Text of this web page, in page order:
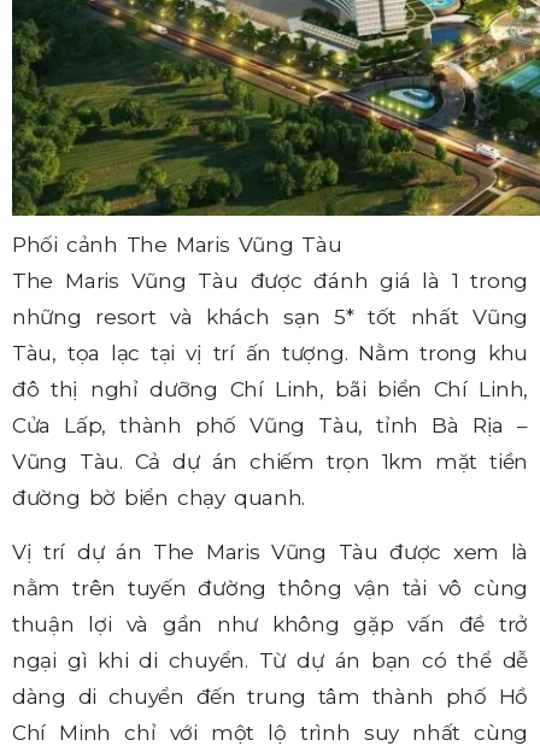
Phối cảnh The Maris Vũng Tàu
The Maris Vũng Tàu được đánh giá là 1 trong
những resort và khách sạn 5* tốt nhất Vũng
Tàu, tọa lạc tại vị trí ấn tượng. Nằm trong khu
đô thị nghỉ dưỡng Chí Linh, bãi biển Chí Linh,
Cửa Lấp, thành phố Vũng Tàu, tỉnh Bà Rịa –
Vũng Tàu. Cả dự án chiếm trọn 1km mặt tiền
đường bờ biển chạy quanh.
Vị trí dự án The Maris Vũng Tàu được xem là
nằm trên tuyến đường thông vận tải vô cùng
thuận lợi và gần như không gặp vấn đề trở
ngại gì khi di chuyển. Từ dự án bạn có thể dễ
dàng di chuyển đến trung tâm thành phố Hồ
Chí Minh chỉ với một lộ trình suy nhất cùng